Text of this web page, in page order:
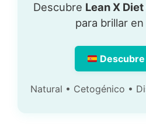
Descubre Lean X
para brillar en
Natural • Cetogénico •